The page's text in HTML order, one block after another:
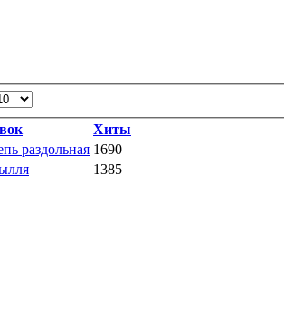
Хиты
раздольная 1690
1385